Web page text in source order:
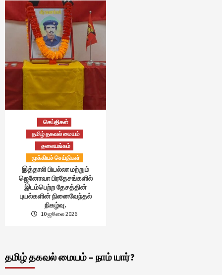
செய்திகள்
தமிழ் தகவல் மையம்
தலையங்கம்
முக்கியச் செய்திகள்
இத்தாலி பியல்லா மற்றும்
ஜெனோவா பிரதேசங்களில்
இடம்பெற்ற தேசத்தின்
புயல்களின் நினைவேந்தல்
நிகழ்வு.
10 ஜூலை 2026
தமிழ் தகவல் மையம் – நாம் யார்?